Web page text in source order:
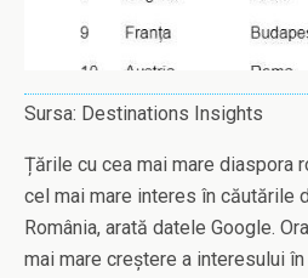
Sursa: Destinations Insights
Țările cu cea mai mare diaspora
cel mai mare interes în căutările
România, arată datele Google.
mai mare creștere a interesului